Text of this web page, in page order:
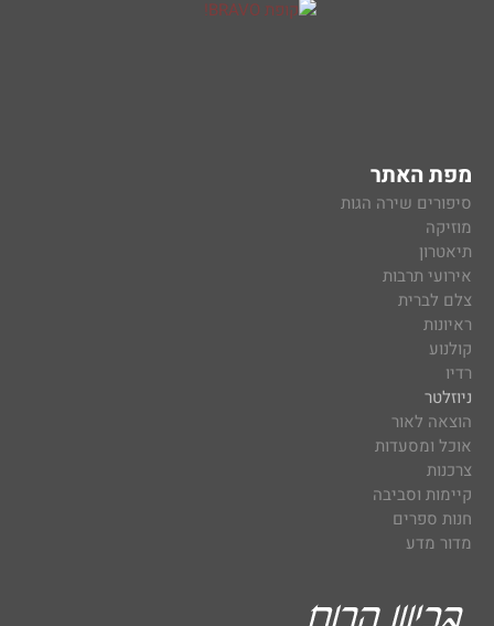
מפת האתר
סיפורים שירה הגות
מוזיקה
תיאטרון
אירועי תרבות
צלם לברית
ראיונות
קולנוע
רדיו
ניוזלטר
הוצאה לאור
אוכל ומסעדות
צרכנות
קיימות וסביבה
חנות ספרים
מדור מדע